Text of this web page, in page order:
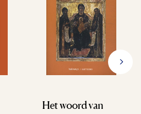
Het woord van